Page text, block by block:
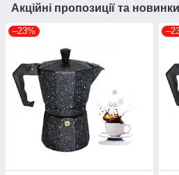
Акційні пропозиції та новинки
–23%